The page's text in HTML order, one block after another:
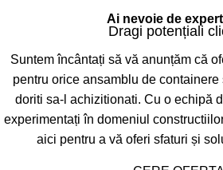
Ai nevoie de
Dragi potențiali
Suntem încântați să vă anunțăm că
pentru orice ansamblu de
doriti sa-l achizitionati. Cu o echipă
experimentați în domeniul
aici pentru a vă oferi sfaturi și